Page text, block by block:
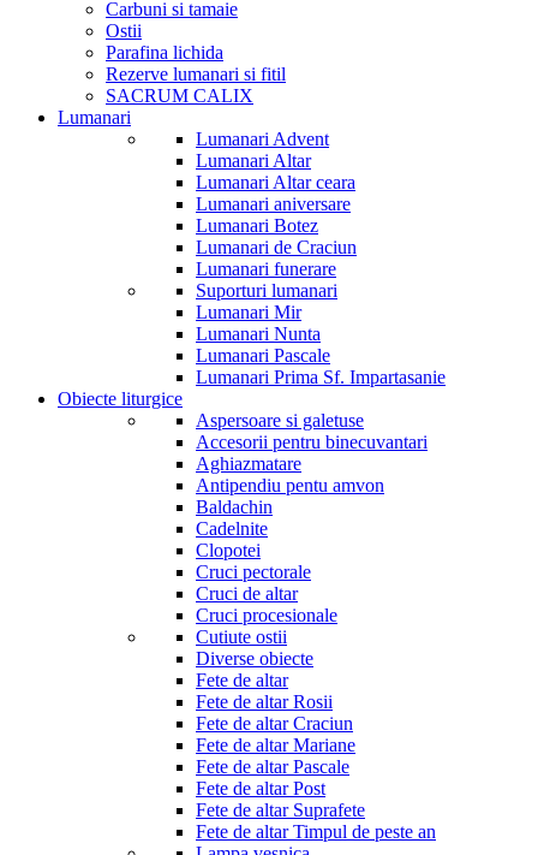
Carbuni si tamaie
Ostii
Parafina lichida
Rezerve lumanari si fitil
SACRUM CALIX
Lumanari
Lumanari Advent
Lumanari Altar
Lumanari Altar ceara
Lumanari aniversare
Lumanari Botez
Lumanari de Craciun
Lumanari funerare
Suporturi lumanari
Lumanari Mir
Lumanari Nunta
Lumanari Pascale
Lumanari Prima Sf. Impartasanie
Obiecte liturgice
Aspersoare si galetuse
Accesorii pentru binecuvantari
Aghiazmatare
Antipendiu pentu amvon
Baldachin
Cadelnite
Clopotei
Cruci pectorale
Cruci de altar
Cruci procesionale
Cutiute ostii
Diverse obiecte
Fete de altar
Fete de altar Rosii
Fete de altar Craciun
Fete de altar Mariane
Fete de altar Pascale
Fete de altar Post
Fete de altar Suprafete
Fete de altar Timpul de peste an